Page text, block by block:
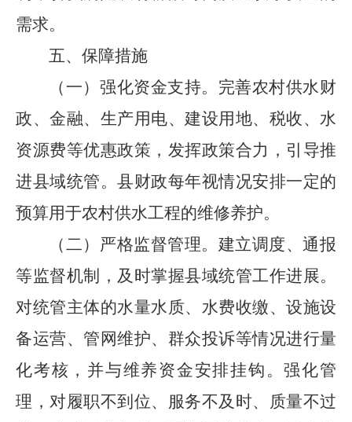
需求。
五、保障措施
（一）强化资金支持。 完善农村供水财
政、金融、生产用电、建设用地、税收、水
资源费等优惠政策，发挥政策合力，引导推
进县域统管。县财政每年视情况安排一定的
预算用于农村供水工程的维修养护。
（二）严格监督管理。 建立调度、通报
等监督机制，及时掌握县域统管工作进展。
对统管主体的水量水质、水费收缴、设施设
备运营、管网维护、群众投诉等情况进行量
化考核，并与维养资金安排挂钩。强化管
理，对履职不到位、服务不及时、质量不过